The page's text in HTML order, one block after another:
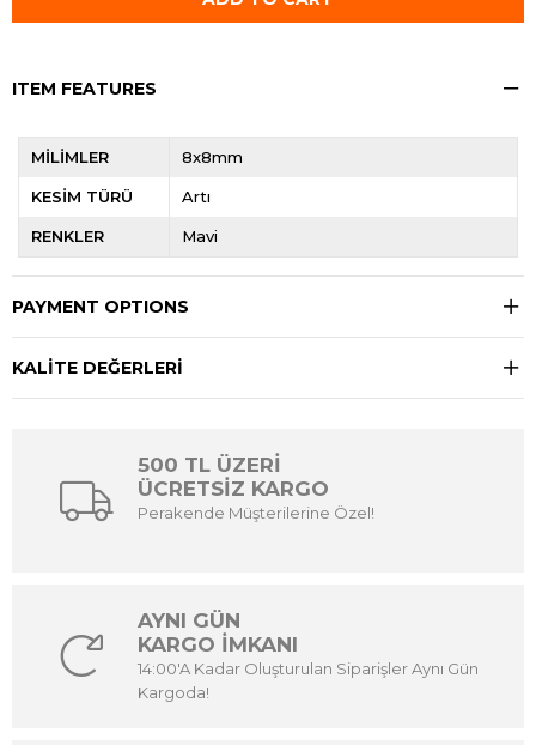
ITEM FEATURES
MİLİMLER 8x8mm
KESİM TÜRÜ Artı
RENKLER Mavi
PAYMENT OPTIONS
KALİTE DEĞERLERİ
500 TL ÜZERİ
ÜCRETSİZ KARGO
Perakende Müşterilerine Özel!
AYNI GÜN
KARGO İMKANI
14:00'A Kadar Oluşturulan Siparişler Aynı Gün
Kargoda!